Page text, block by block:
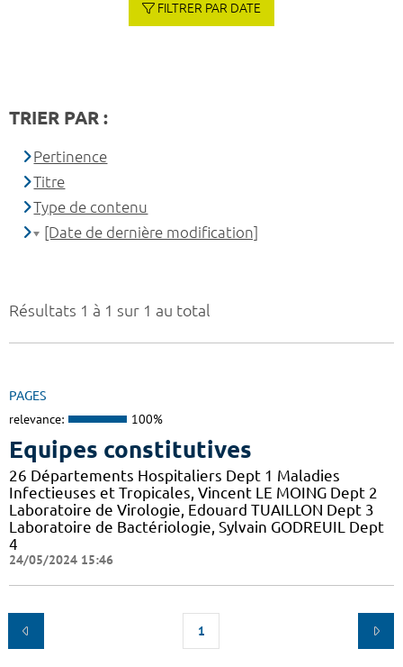
Résultats 1 à 1 sur 1 au total
PAGES
relevance: 100%
Equipes constitutives
26 Départements Hospitaliers Dept 1 Maladies
Infectieuses et Tropicales, Vincent LE MOING Dept 2
Laboratoire de Virologie, Edouard TUAILLON Dept 3
Laboratoire de Bactériologie, Sylvain GODREUIL Dept
4
24/05/2024 15:46
1
FILTRER PAR DATE
TRIER PAR :
Pertinence
Titre
Type de contenu
[Date de dernière modification]